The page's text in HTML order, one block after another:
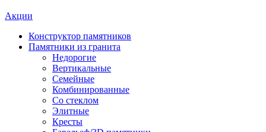
Акции
Конструктор памятников
Памятники из гранита
Недорогие
Вертикальные
Семейные
Комбинированные
Со стеклом
Элитные
Кресты